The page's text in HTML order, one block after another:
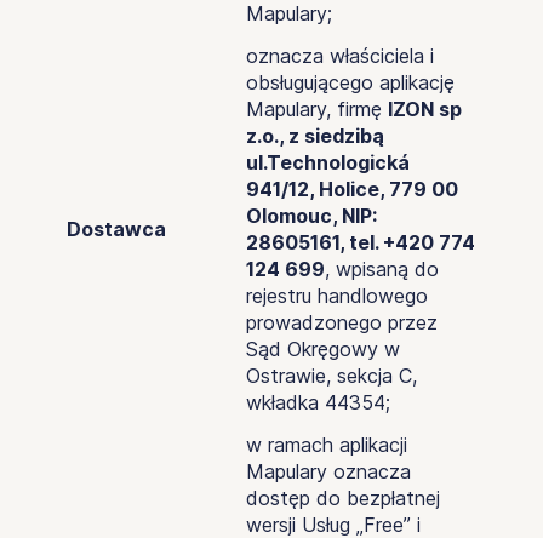
Mapulary;
Dostawca
oznacza właściciela i
obsługującego aplikację
Mapulary, firmę IZON sp
z.o., z siedzibą
ul.Technologická
941/12, Holice, 779 00
Olomouc, NIP:
28605161, tel. +420 774
124 699, wpisaną do
rejestru handlowego
prowadzonego przez
Sąd Okręgowy w
Ostrawie, sekcja C,
wkładka 44354;
w ramach aplikacji
Mapulary oznacza
dostęp do bezpłatnej
wersji Usług „Free” i